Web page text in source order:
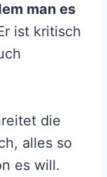
man es
ist kritisch
die
alles so
es will.